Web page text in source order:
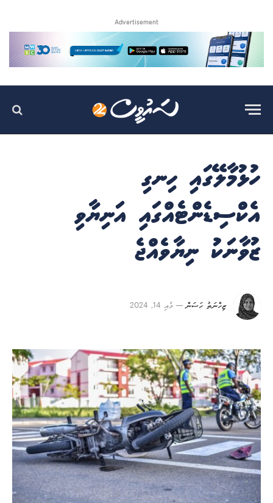
Advertisement
ހުޅުމާލޭގައި ހިނގި
އެކްސިޑެންޓެއްގައި އަނިޔާވި
ޒުވާނަކު ނިޔާވެއްޖެ
ޒިހްނަތު ހަސަން މެއި 14, 2024